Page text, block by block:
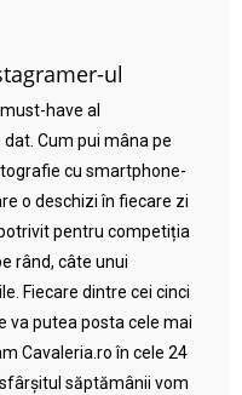
ul
have al
Cum pui mâna pe
cu smartphone-
o deschizi în fiecare zi
pentru competiția
rând, câte unui
Fiecare dintre cei cinci
va putea posta cele mai
Cavaleria.ro în cele 24
săptămânii vom